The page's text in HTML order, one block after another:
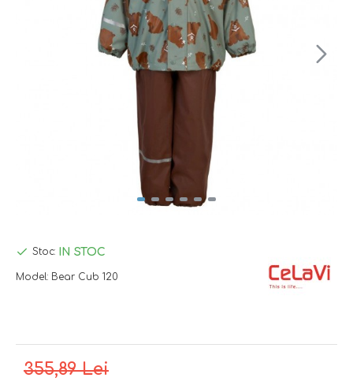
355,89 Lei
Stoc: IN STOC
Model: Bear Cub 120